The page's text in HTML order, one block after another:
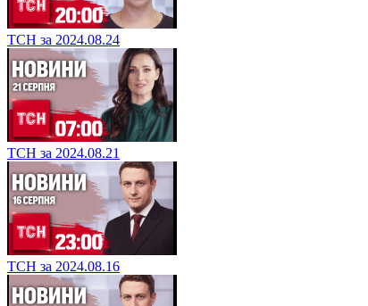
ТСН за 2024.08.24
ТСН за 2024.08.21
ТСН за 2024.08.16